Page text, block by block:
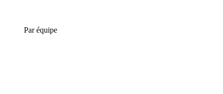
Par équipe